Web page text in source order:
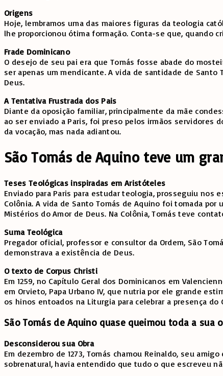
Origens
Hoje, lembramos uma das maiores figuras da teologia
lhe proporcionou ótima formação. Conta-se que, quando
Frade Dominicano
O desejo de seu pai era que Tomás fosse abade do
ser apenas um mendicante. A vida de santidade de
Deus.
A Tentativa Frustrada dos Pais
Diante da oposição familiar, principalmente da mãe
ao ser enviado a Paris, foi preso pelos irmãos servidores
da vocação, mas nada adiantou.
São Tomás de Aquino teve um
Teses Teológicas inspiradas em Aristóteles
Enviado para Paris para estudar teologia, prosseguiu
Colônia. A vida de Santo Tomás de Aquino foi tomada
Mistérios do Amor de Deus. Na Colônia, Tomás teve
Suma Teológica
Pregador oficial, professor e consultor da Ordem, São
demonstrava a existência de Deus.
O texto de Corpus Christi
Em 1259, no Capítulo Geral dos Dominicanos em
em Orvieto, Papa Urbano IV, que nutria por ele grande
os hinos entoados na Liturgia para celebrar a presença
São Tomás de Aquino quase queimou toda a sua
Desconsiderou sua Obra
Em dezembro de 1273, Tomás chamou Reinaldo, seu
sobrenatural, havia entendido que tudo o que escreveu